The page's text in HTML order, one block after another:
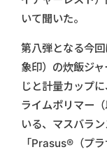
いて聞いた。
第八弾となる今回
象印）の炊飯ジ
じと計量カップ
ライムポリマー
いる、マスバラ
「Prasus®（プ